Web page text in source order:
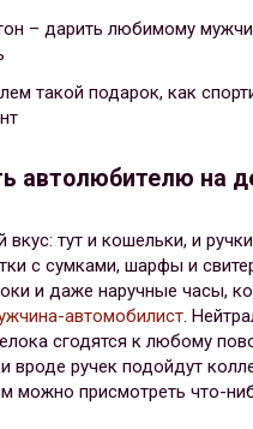
– дарить любимому
такой подарок, как
автолюбителю на
тут и кошельки, и
с сумками, шарфы и
и даже наручные часы,
автомобилист.
сгодятся к любому
вроде ручек подойдут
можно присмотреть что-